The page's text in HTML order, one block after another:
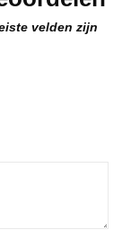
velden zijn